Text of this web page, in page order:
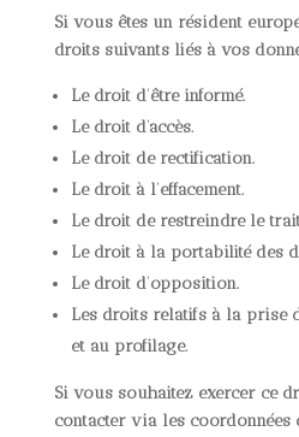
Si vous êtes un résident
droits suivants liés à vos
Le droit d’être informé.
Le droit d’accès.
Le droit de rectification.
Le droit à l’effacement.
Le droit de restreindre le
Le droit à la portabilité des
Le droit d’opposition.
Les droits relatifs à la prise
et au profilage.
Si vous souhaitez exercer ce
contacter via les coordonnées